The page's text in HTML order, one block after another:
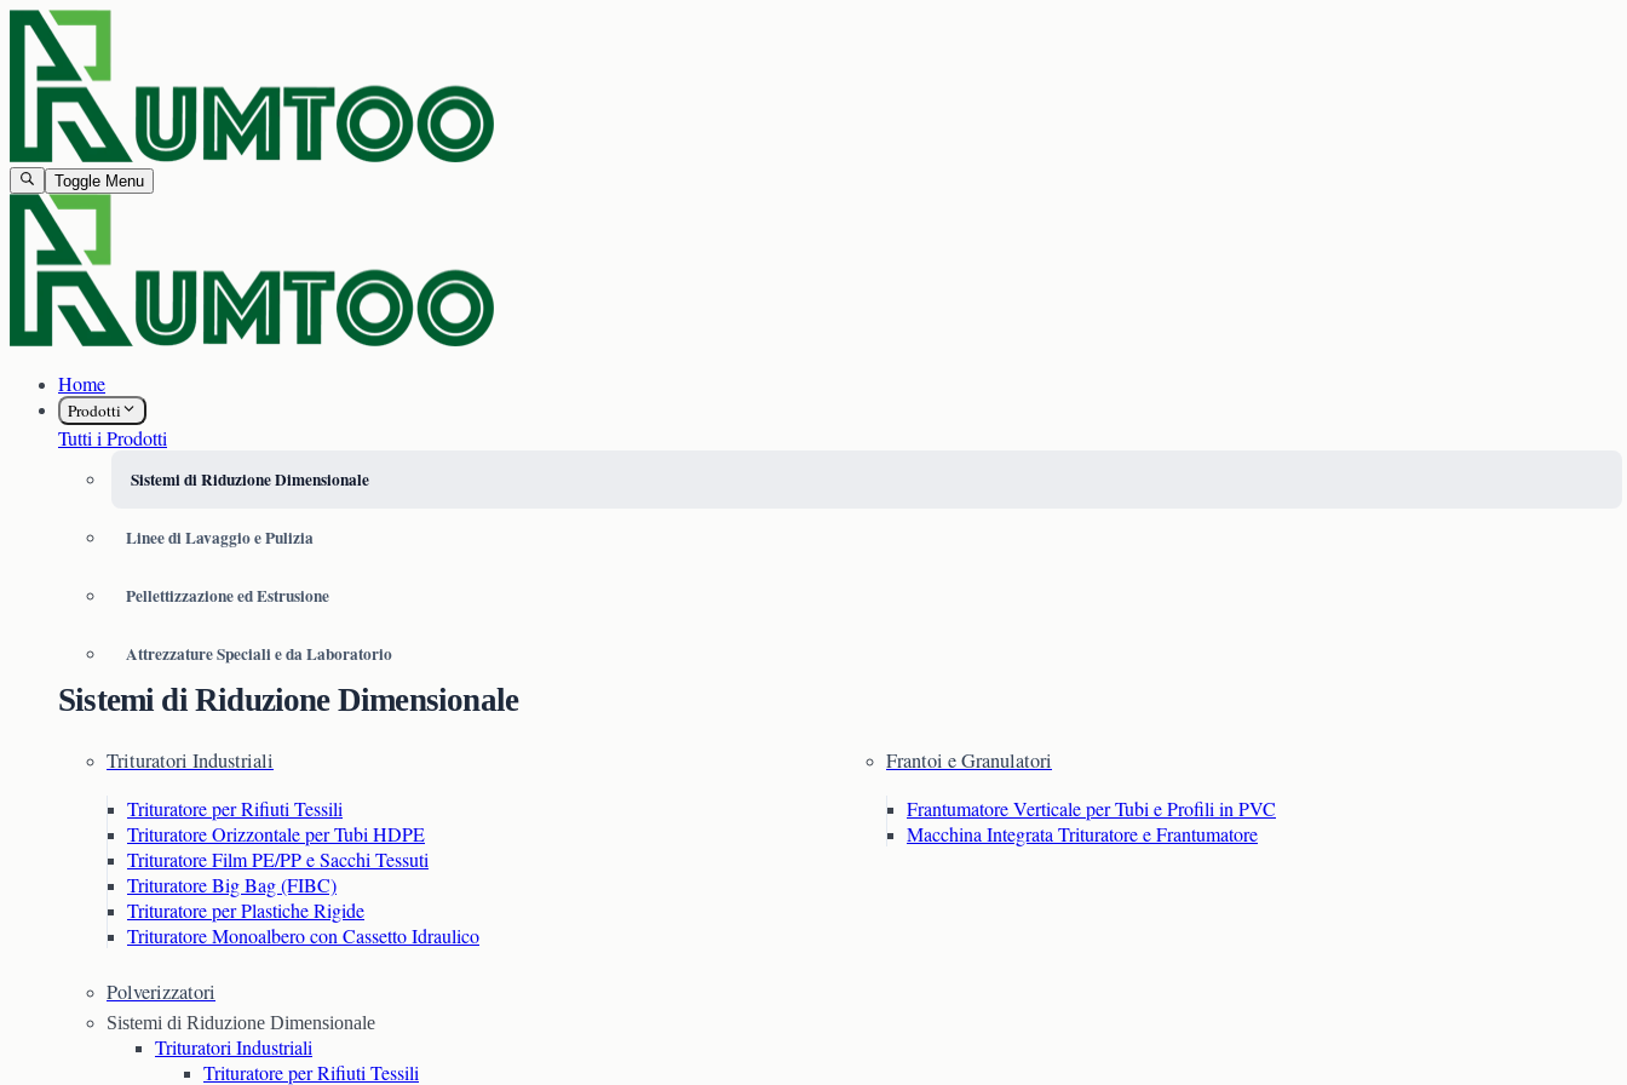
Toggle Menu
Home
Prodotti
Tutti i Prodotti
Sistemi di Riduzione Dimensionale
Linee di Lavaggio e Pulizia
Pellettizzazione ed Estrusione
Attrezzature Speciali e da Laboratorio
Sistemi di Riduzione Dimensionale
Trituratori Industriali
Trituratore per Rifiuti Tessili
Trituratore Orizzontale per Tubi HDPE
Trituratore Film PE/PP e Sacchi Tessuti
Trituratore Big Bag (FIBC)
Trituratore per Plastiche Rigide
Trituratore Monoalbero con Cassetto Idraulico
Frantoi e Granulatori
Frantumatore Verticale per Tubi e Profili in PVC
Macchina Integrata Trituratore e Frantumatore
Polverizzatori
Sistemi di Riduzione Dimensionale
Trituratori Industriali
Trituratore per Rifiuti Tessili